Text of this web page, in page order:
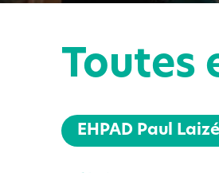
Toutes
EHPAD Paul Laizé